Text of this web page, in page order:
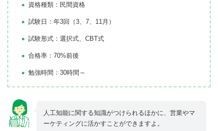
資格種類：民間資格
試験日：年3回（3、7、11月）
試験形式：選択式、CBT式
合格率：70%前後
勉強時間：30時間～
人工知能に関する知識がつけられるほかに、営業やマ
ーケティングに活かすことができますよ。